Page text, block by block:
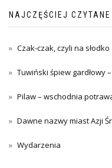
NAJCZĘŚCIEJ CZYTANE
Czak-czak, czyli na
Tuwiński śpiew gardłowy
Pilaw – wschodnia
Dawne nazwy miast Azji
Wydarzenia